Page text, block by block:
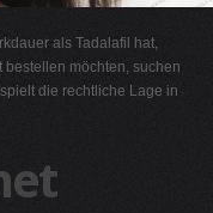
als Tadalafil hat,
möchten, suchen
die rechtliche Lage in